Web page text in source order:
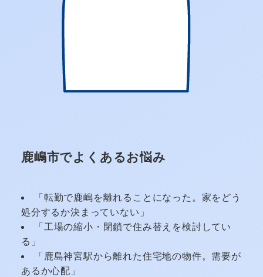
鹿嶋市でよくあるお悩み
「転勤で鹿嶋を離れることになった。家をどう
処分するか決まっていない」
「工場の縮小・閉鎖で住み替えを検討してい
る」
「鹿島神宮駅から離れた住宅地の物件。需要が
あるか心配」